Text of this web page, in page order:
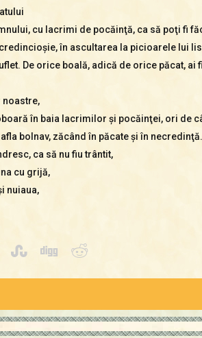
cu lacrimi de pocăinţă, ca să poţi fi
în ascultarea la picioarele lui
De orice boală, adică de orice păcat, ai
în baia lacrimilor şi pocăinţei, ori de
bolnav, zăcând în păcate şi în necredinţă.
ca să nu fiu trântit,
cu grijă,
nuiaua,